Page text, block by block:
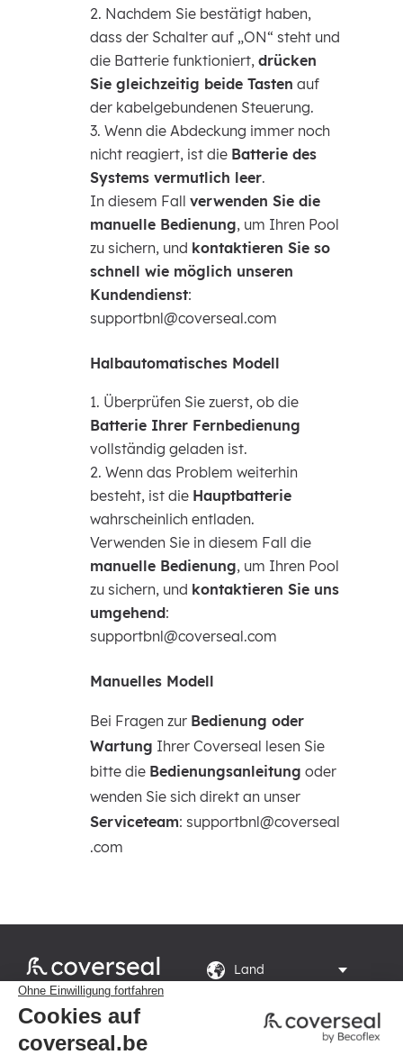
Nachdem Sie bestätigt haben,
dass der Schalter auf „ON“ steht und
die Batterie funktioniert, drücken
Sie gleichzeitig beide Tasten auf
der kabelgebundenen Steuerung.
Wenn die Abdeckung immer noch
nicht reagiert, ist die Batterie des
Systems vermutlich leer.
In diesem Fall verwenden Sie die
manuelle Bedienung, um Ihren Pool
zu sichern, und kontaktieren Sie so
schnell wie möglich unseren
Kundendienst:
supportbnl@coverseal.com
Halbautomatisches Modell
Überprüfen Sie zuerst, ob die
Batterie Ihrer Fernbedienung
vollständig geladen ist.
Wenn das Problem weiterhin
besteht, ist die Hauptbatterie
wahrscheinlich entladen.
Verwenden Sie in diesem Fall die
manuelle Bedienung, um Ihren Pool
zu sichern, und kontaktieren Sie uns
umgehend:
supportbnl@coverseal.com
Manuelles Modell
Bei Fragen zur Bedienung oder
Wartung Ihrer Coverseal lesen Sie
bitte die Bedienungsanleitung oder
wenden Sie sich direkt an unser
Serviceteam: supportbnl@coverseal
.com
 Rte du Grand Peuplier